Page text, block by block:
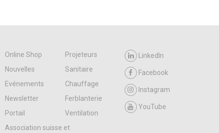
Online Shop
Projeteurs
Nouvelles
Sanitaire
Evénements
Chauffage
Newsletter
Ferblanterie
Portail
Ventilation
LinkedIn
Facebook
Instagram
YouTube
Association suisse et